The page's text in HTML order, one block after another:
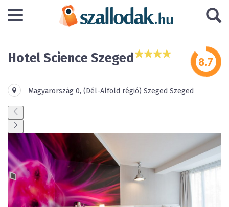
Hotel Science Szeged
Magyarország 0, (Dél-Alföld régió) Szeged Szeged